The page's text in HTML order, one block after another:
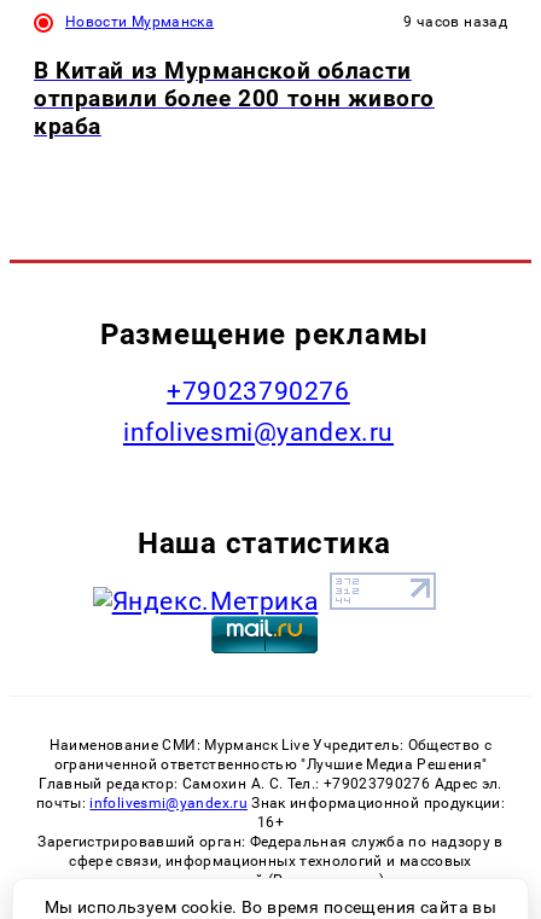
Новости Мурманска 9 часов назад
В Китай из Мурманской области
отправили более 200 тонн живого
краба
Размещение рекламы
+79023790276
infolivesmi@yandex.ru
Наша статистика
Наименование СМИ: Мурманск Live Учредитель: Общество с
ограниченной ответственностью "Лучшие Медиа Решения"
Главный редактор: Самохин А. С. Тел.: +79023790276 Адрес эл.
почты: infolivesmi@yandex.ru Знак информационной продукции:
16+
Зарегистрировавший орган: Федеральная служба по надзору в
сфере связи, информационных технологий и массовых
коммуникаций (Роскомнадзор)
Регистрационный номер СМИ ЭЛ № ФС 77 - 82534 от 21.01.2022
Мы используем cookie. Во время посещения сайта вы